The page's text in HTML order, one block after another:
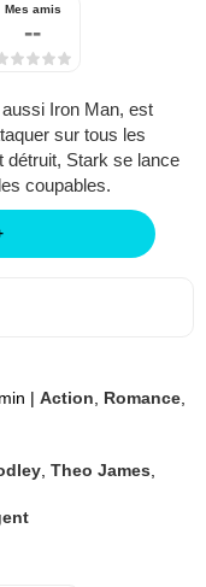
Mes amis
--
Iron Man, est
sur tous les
détruit, Stark se lance
coupables.
| Action Romance
,Theo James